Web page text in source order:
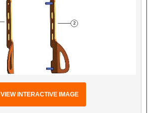
VIEW INTERACTIVE IMAGE